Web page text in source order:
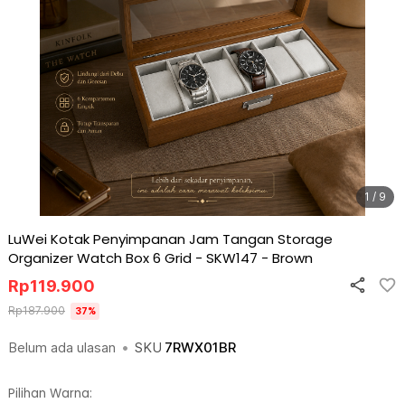
1 / 9
LuWei Kotak Penyimpanan Jam Tangan Storage
Organizer Watch Box 6 Grid - SKW147 - Brown
Belum ada ulasan • SKU 7RWX01BR
Rp119.900
Rp187.900 37%
Pilihan Warna: